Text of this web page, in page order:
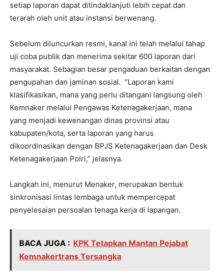
setiap laporan dapat ditindaklanjuti lebih cepat dan
terarah oleh unit atau instansi berwenang.
Sebelum diluncurkan resmi, kanal ini telah melalui tahap
uji coba publik dan menerima sekitar 600 laporan dari
masyarakat. Sebagian besar pengaduan berkaitan dengan
pengupahan dan jaminan sosial. “Laporan kami
klasifikasikan, mana yang perlu ditangani langsung oleh
Kemnaker melalui Pengawas Ketenagakerjaan, mana
yang menjadi kewenangan dinas provinsi atau
kabupaten/kota, serta laporan yang harus
dikoordinasikan dengan BPJS Ketenagakerjaan dan Desk
Ketenagakerjaan Polri,” jelasnya.
Langkah ini, menurut Menaker, merupakan bentuk
sinkronisasi lintas lembaga untuk mempercepat
penyelesaian persoalan tenaga kerja di lapangan.
BACA JUGA : KPK Tetapkan Mantan Pejabat
Kemnakertrans Tersangka